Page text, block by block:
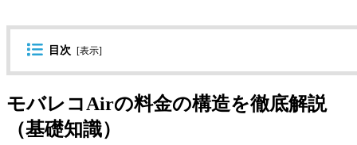
目次 [表示]
モバレコAirの料金の構造を徹底解説
（基礎知識）